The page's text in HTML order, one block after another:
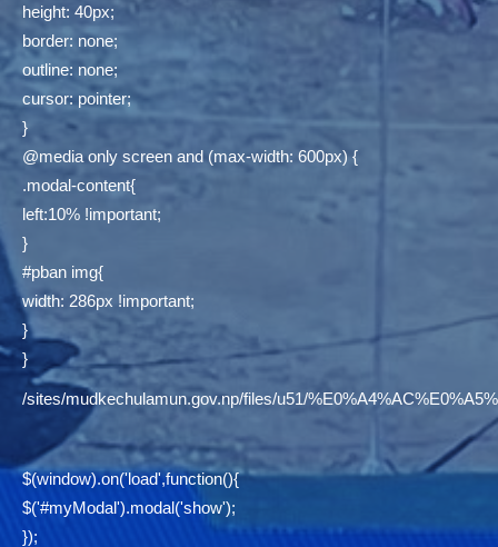
height: 40px;
border: none;
outline: none;
cursor: pointer;
}
@media only screen and (max-width: 600px) {
.modal-content{
left:10% !important;
}
#pban img{
width: 286px !important;
}
}
/sites/mudkechulamun.gov.np/files/u51/
$(window).on('load',function(){
$('#myModal').modal('show');
});